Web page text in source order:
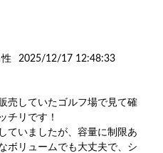
2025/12/17 12:48:33
売していたゴルフ場で見て確
チリです！
ていましたが、容量に制限あ
ボリュームでも大丈夫で、シ